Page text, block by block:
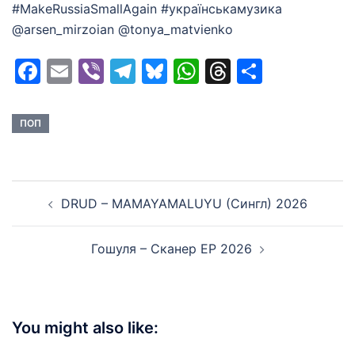
#MakeRussiaSmallAgain #українськамузика
@arsen_mirzoian @tonya_matvienko
Facebook
EmailViberTelegram
Bluesky
WhatsApp
Threads
ПОП
navigationDRUD – MAMAYAMALUYU (Сингл) 2026
Гошуля – Сканер EP 2026
You might also like: